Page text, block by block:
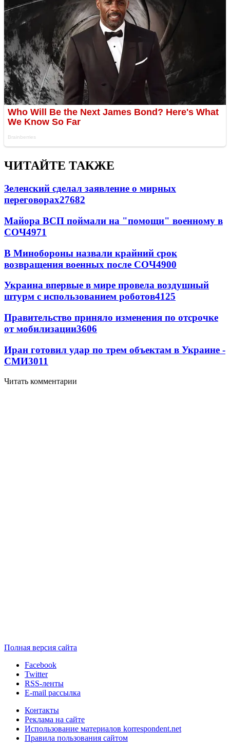
ЧИТАЙТЕ ТАКЖЕ
Зеленский сделал заявление о мирных
переговорах27682
Майора ВСП поймали на "помощи" военному в
СОЧ4971
В Минобороны назвали крайний срок
возвращения военных после СОЧ4900
Украина впервые в мире провела воздушный
штурм с использованием роботов4125
Правительство приняло изменения по отсрочке
от мобилизации3606
Иран готовил удар по трем объектам в Украине -
СМИ3011
Читать комментарии
Полная версия сайта
Facebook
Twitter
RSS-ленты
E-mail рассылка
Контакты
Реклама на сайте
Использование материалов korrespondent.net
Правила пользования сайтом